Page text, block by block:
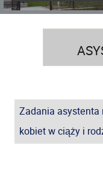
Zadania asystenta
kobiet w ciąży i